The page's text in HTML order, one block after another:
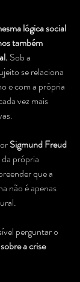
lógica social
também
Sob a
se relaciona
e com a própria
vez mais
Sigmund Freud
própria
que a
não é apenas
perguntar o
a crise